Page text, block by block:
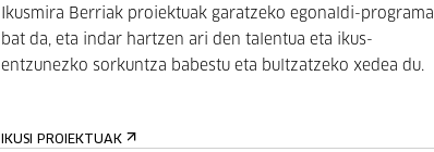
Ikusmira Berriak proiektuak garatzeko egonaldi-programa
bat da, eta indar hartzen ari den talentua eta ikus-
entzunezko sorkuntza babestu eta bultzatzeko xedea du.
IKUSI PROIEKTUAK